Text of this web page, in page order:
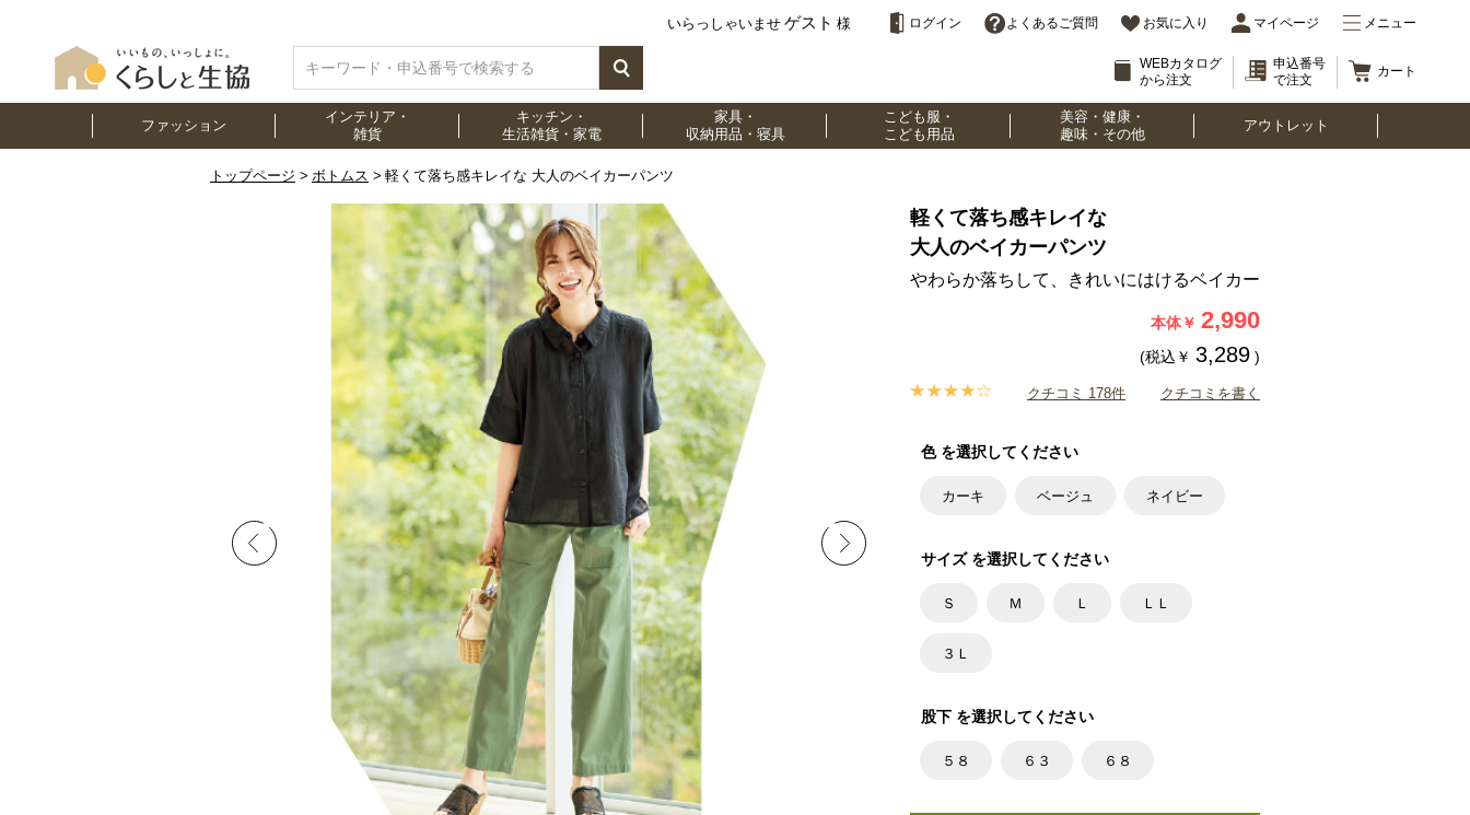
いらっしゃいませ ゲスト 様 ログイン よくあるご質問 お気に入り マイページ メニュー
WEBカタログ
から注文
申込番号
で注文
カート
ファッション
インテリア・
雑貨
キッチン・
生活雑貨・家電
家具・
収納用品・寝具
こども服・
こども用品
美容・健康・
趣味・その他
アウトレット
トップページ ボトムス 軽くて落ち感キレイな 大人のベイカーパンツ
軽くて落ち感キレイな
大人のベイカーパンツ
やわらか落ちして、きれいにはけるベイカー
本体￥ 2,990
(税込￥ 3,289 )
クチコミ 178件 クチコミを書く
色 を選択してください
カーキ ベージュ ネイビー
サイズ を選択してください
Ｓ Ｍ Ｌ ＬＬ
３Ｌ
股下 を選択してください
５８ ６３ ６８